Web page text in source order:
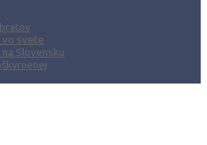
vo svete
Slovensku